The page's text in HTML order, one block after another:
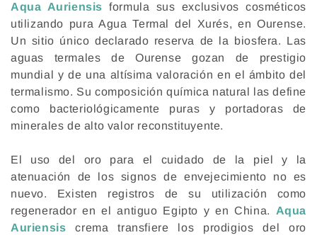
l
e
c
c
i
ó
n
:
Aqua Auriensis formula sus exclusivos cosméticos
utilizando pura Agua Termal del Xurés, en Ourense.
Un sitio único declarado reserva de la biosfera. Las
aguas termales de Ourense gozan de prestigio
mundial y de una altísima valoración en el ámbito del
termalismo. Su composición química natural las define
como bacteriológicamente puras y portadoras de
minerales de alto valor reconstituyente.
El uso del oro para el cuidado de la piel y la
atenuación de los signos de envejecimiento no es
nuevo. Existen registros de su utilización como
regenerador en el antiguo Egipto y en China. Aqua
Auriensis crema transfiere los prodigios del oro